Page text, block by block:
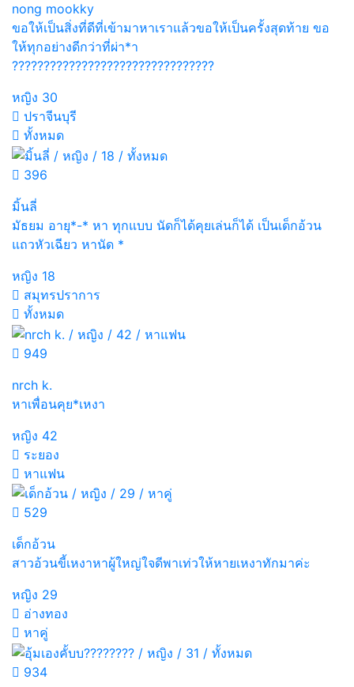
nong mookky
ขอให้เป็นสิ่งที่ดีที่เข้ามาหาเราแล้วขอให้เป็นครั้งสุดท้าย ขอ
ให้ทุกอย่างดีกว่าที่ผ่า*า
????????????????????????????????
หญิง 30
ปราจีนบุรี
ทั้งหมด
396
มิ้นลี่
มัธยม อายุ*-* หา ทุกแบบ นัดก็ได้คุยเล่นก็ได้ เป็นเด็กอ้วน
แถวหัวเฉียว หานัด *
หญิง 18
สมุทรปราการ
ทั้งหมด
949
nrch k.
หาเพื่อนคุย*เหงา
หญิง 42
ระยอง
หาแฟน
529
เด็กอ้วน
สาวอ้วนขี้เหงาหาผู้ใหญ่ใจดีพาเท่วให้หายเหงาทักมาค่ะ
หญิง 29
อ่างทอง
หาคู่
934